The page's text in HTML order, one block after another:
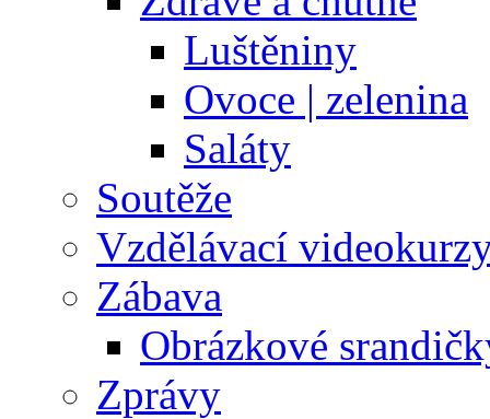
Luštěniny
Ovoce | zelenina
Saláty
Soutěže
Vzdělávací
Zábava
Obrázkové
Zprávy